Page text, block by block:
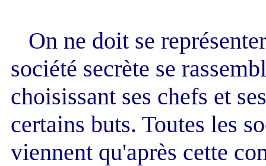
On ne doit se
société secrète se
choisissant ses chefs et
certains buts. Toutes les
viennent qu'après cette